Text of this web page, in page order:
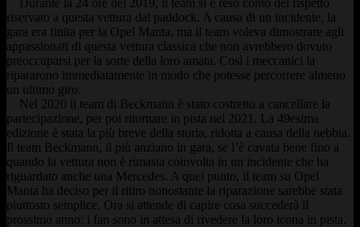
riservato a questa vettura dal paddock. A causa di un incidente, la
gara era finita per la Opel Manta, ma il team voleva dimostrare agli
appassionati di questa vettura classica che non avrebbero dovuto
preoccuparsi per la sorte della loro amata. Così i meccanici la
ripararono immediatamente in modo che potesse percorrere almeno
un ultimo giro.
Nel 2020 il team di Beckmann è stato costretto a cancellare la
partecipazione, per poi ritornare in pista nel 2021. La 49esima
edizione è stata la più breve della storia, ridotta a causa della nebbia.
Il team Beckmann, il più anziano in gara, se l’è cavata bene fino a
quando la vettura non è rimasta coinvolta in un incidente che ha
riguardato anche una Mercedes. A quel punto, il team su Opel
Manta ha deciso per il ritiro nonostante la riparazione sarebbe stata
piuttosto semplice. Ora si attende di capire cosa succederà il
prossimo anno: i fan sono in attesa di rivedere la loro icona in pista.